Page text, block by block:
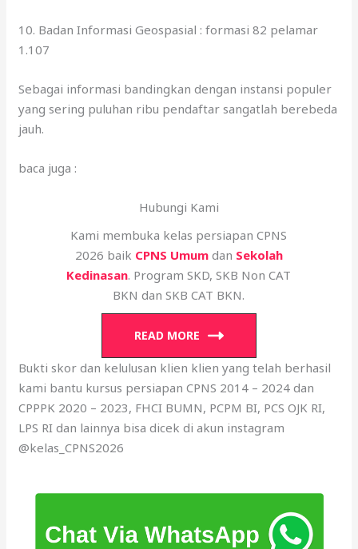
10. Badan Informasi Geospasial : formasi 82 pelamar
1.107
Sebagai informasi bandingkan dengan instansi populer
yang sering puluhan ribu pendaftar sangatlah berebeda
jauh.
baca juga :
Hubungi Kami
Kami membuka kelas persiapan CPNS
2026 baik CPNS Umumdan Sekolah
Kedinasan. Program SKD, SKB Non CAT
BKN dan SKB CAT BKN.
READ MORE
Bukti skor dan kelulusan klien klien yang telah berhasil
kami bantu kursus persiapan CPNS 2014 – 2024 dan
CPPPK 2020 – 2023, FHCI BUMN, PCPM BI, PCS OJK RI,
LPS RI dan lainnya bisa dicek di akun instagram
@kelas_CPNS2026